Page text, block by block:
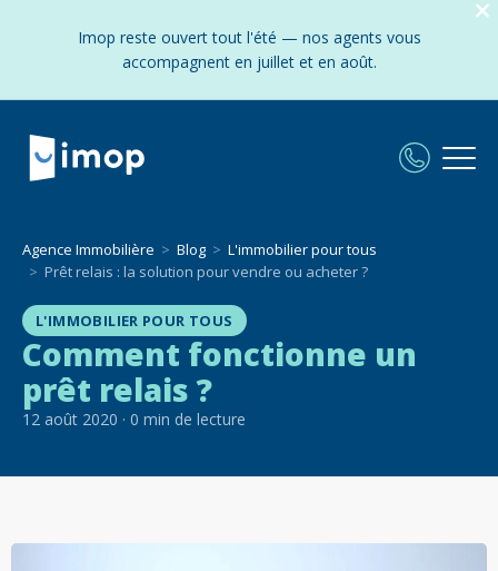
Imop reste ouvert tout l'été — nos agents vous
accompagnent en juillet et en août.
Agence Immobilière Blog
L'immobilier pour tous
Prêt relais : la solution pour vendre ou acheter ?
L'IMMOBILIER POUR TOUS
Comment fonctionne un
prêt relais ?
12 août 2020 · 0 min de lecture